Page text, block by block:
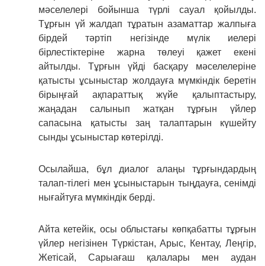
мәселелері бойынша түрлі сауал қойылды.
Тұрғын үй жалдап тұратын азаматтар жалпыға
бірдей тәртіп негізінде мүлік иелері
бірлестіктеріне жарна төлеуі қажет екені
айтылды. Тұрғын үйді басқару мәселелеріне
қатысты ұсыныстар жолдауға мүмкіндік беретін
бірыңғай ақпараттық жүйе қалыптастыру,
жаңадан салынып жатқан тұрғын үйлер
сапасына қатысты заң талаптарын күшейту
сынды ұсыныстар көтерілді.
Осылайша, бұл диалог алаңы тұрғындардың
талап-тілегі мен ұсыныстарын тыңдауға, сенімді
нығайтуға мүмкіндік берді.
Айта кетейік, осы облыстағы көпқабатты тұрғын
үйлер негізінен Түркістан, Арыс, Кентау, Леңгір,
Жетісай, Сарыағаш қалалары мен аудан